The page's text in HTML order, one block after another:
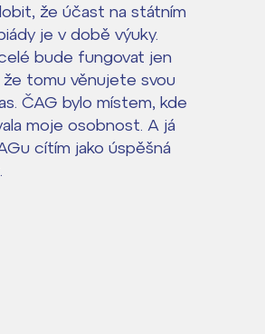
že účast na státním
je v době výuky.
bude fungovat jen
že tomu věnujete svou
ČAG bylo místem, kde
moje osobnost. A já
cítím jako úspěšná